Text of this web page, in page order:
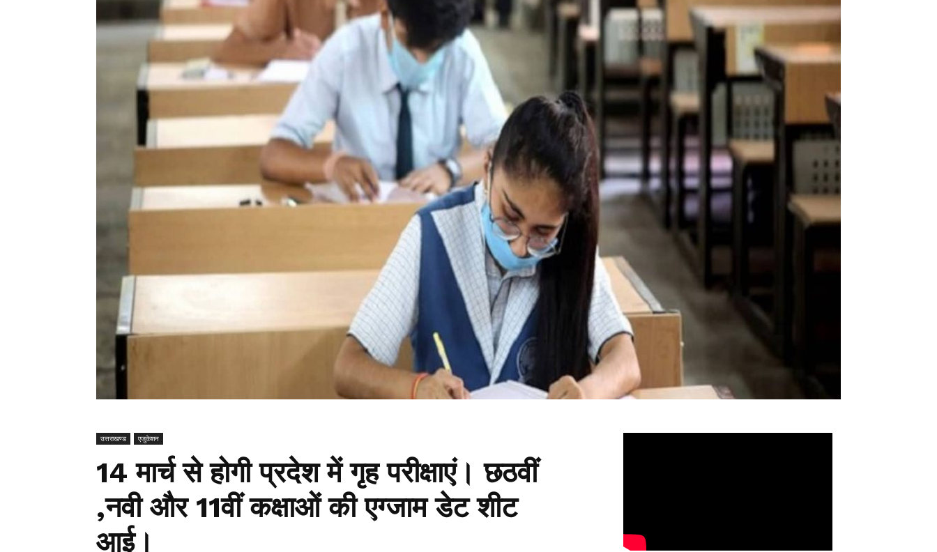
उत्तराखण्ड एजुकेशन
14 मार्च से होगी प्रदेश में गृह परीक्षाएं। छठवीं
,नवी और 11वीं कक्षाओं की एग्जाम डेट शीट
आई।